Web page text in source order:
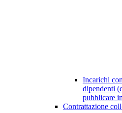
Incarichi
dipendenti
pubblicare
Contrattazione